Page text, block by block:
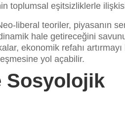
toplumsal eşitsizliklerle
liberal teoriler, piyasanın
hale getireceğini
ekonomik refahı
yol açabilir.
Sosyolojik